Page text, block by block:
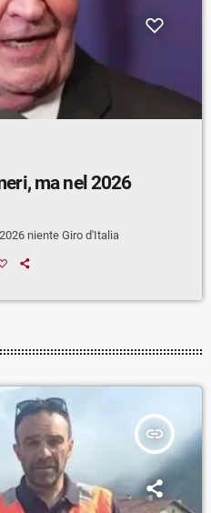
ma nel 2026
niente Giro d'Italia
insert_link